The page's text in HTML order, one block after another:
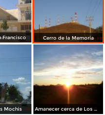
Francisco Cerro de la Memoria
Mochis Amanecer cerca de Los Mochis